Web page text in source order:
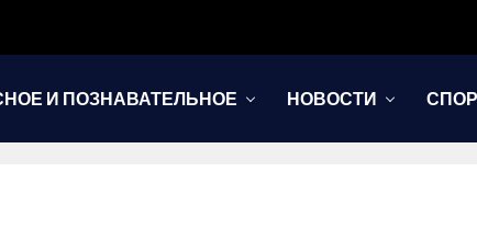
И ПОЗНАВАТЕЛЬНОЕ НОВОСТИ